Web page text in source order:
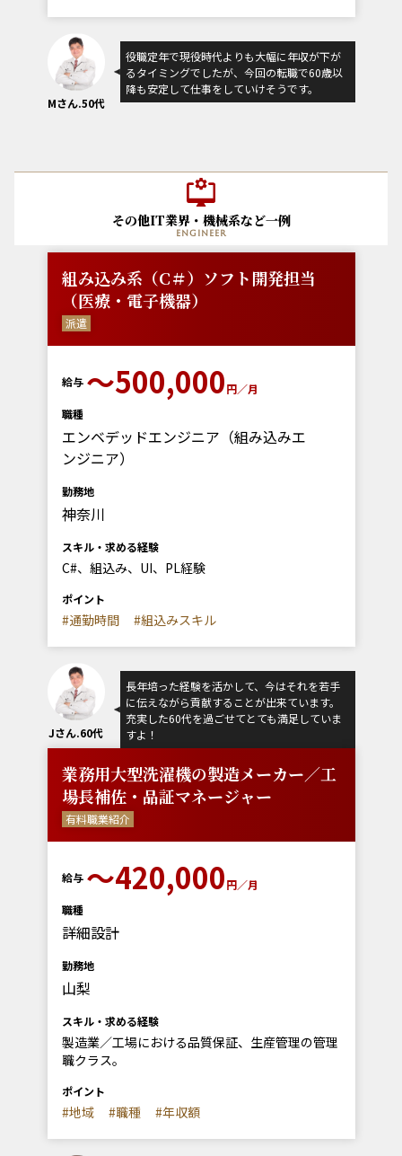
Mさん.50代
役職定年で現役時代よりも大幅に年収が下が
るタイミングでしたが、今回の転職で60歳以
降も安定して仕事をしていけそうです。
その他IT業界・機械系など一例
engineer
組み込み系（C＃）ソフト開発担当
（医療・電子機器）
派遣
給与 〜500,000円／月
職種
エンベデッドエンジニア（組み込みエ
ンジニア）
勤務地
神奈川
スキル・求める経験
C#、組込み、UI、PL経験
ポイント
#通勤時間 #組込みスキル
Jさん.60代
長年培った経験を活かして、今はそれを若手
に伝えながら貢献することが出来ています。
充実した60代を過ごせてとても満足していま
すよ！
業務用大型洗濯機の製造メーカー／工
場長補佐・品証マネージャー
有料職業紹介
給与 〜420,000円／月
職種
詳細設計
勤務地
山梨
スキル・求める経験
製造業／工場における品質保証、生産管理の管理
職クラス。
ポイント
#地域 #職種 #年収額